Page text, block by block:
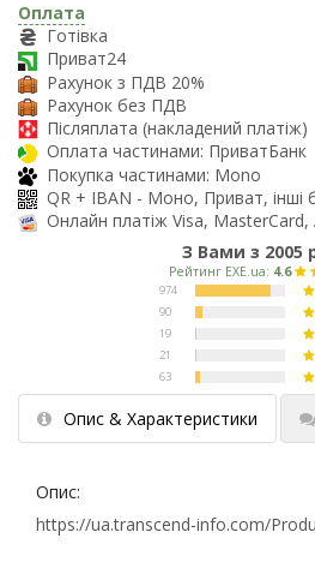
Оплата
Готівка
Приват24
Рахунок з ПДВ 20%
Рахунок без ПДВ
Післяплата (накладений платіж)
Оплата частинами: ПриватБанк
Покупка частинами: Mono
QR + IBAN - Моно, Приват, інші
Онлайн платіж Visa,
З Вами з 2005
Опис & Характеристики
Опис:
https://ua.transcend-info.com/